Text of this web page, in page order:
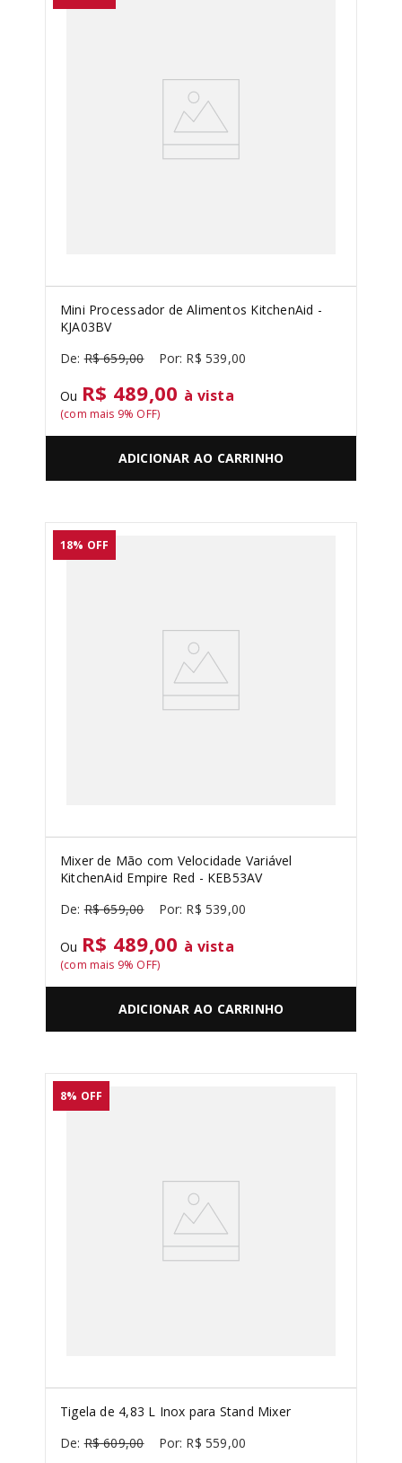
SORVETEIRA
Mini Processador de Alimentos KitchenAid -
KJA03BV
R$ 659,00 R$ 539,00
Ou R$ 489,00 à vista
(com mais 9% OFF)
ADICIONAR AO CARRINHO
18% OFF
Mixer de Mão com Velocidade Variável
KitchenAid Empire Red - KEB53AV
R$ 659,00 R$ 539,00
Ou R$ 489,00 à vista
(com mais 9% OFF)
ADICIONAR AO CARRINHO
8% OFF
Tigela de 4,83 L Inox para Stand Mixer
R$ 609,00 R$ 559,00